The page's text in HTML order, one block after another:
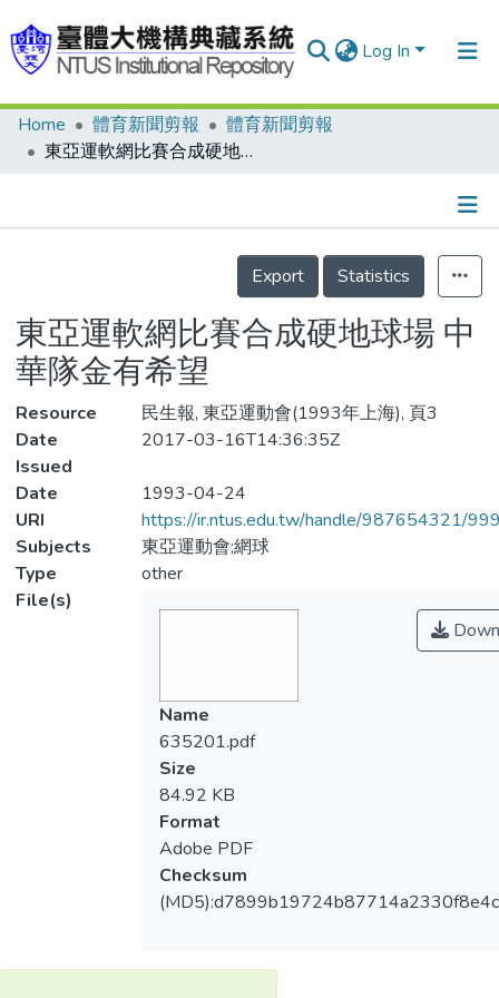
Log In
Communities & Collections
Statistics
Home 體育新聞剪報
體育新聞剪報
東亞運軟網比賽合成硬地球場 中華隊金有希望
Details
Export
Statistics
東亞運軟網比賽合成硬地球場 中
華隊金有希望
Resource
民生報, 東亞運動會(1993年上海), 頁3
Date
Issued
2017-03-16T14:36:35Z
Date
1993-04-24
URI
https://ir.ntus.edu.tw/handle/987654321/
Subjects
東亞運動會;網球
Type
other
File(s)
Name
635201.pdf
Size
84.92 KB
Format
Adobe PDF
Checksum